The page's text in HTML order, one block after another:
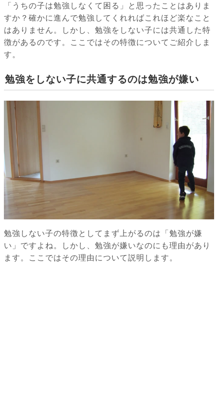
「うちの子は勉強しなくて困る」と思ったことはありま
すか？確かに進んで勉強してくれればこれほど楽なこと
はありません。しかし、勉強をしない子には共通した特
徴があるのです。ここではその特徴についてご紹介しま
す。
勉強をしない子に共通するのは勉強が嫌い
勉強しない子の特徴としてまず上がるのは「勉強が嫌
い」ですよね。しかし、勉強が嫌いなのにも理由があり
ます。ここではその理由について説明します。